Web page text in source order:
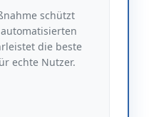
schützt
die beste
echte Nutzer.